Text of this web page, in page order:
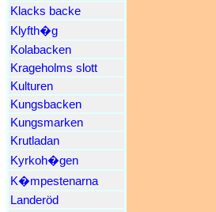
Klacks backe
Klyfth�g
Kolabacken
Krageholms slott
Kulturen
Kungsbacken
Kungsmarken
Krutladan
Kyrkoh�gen
K�mpestenarna
Landeröd